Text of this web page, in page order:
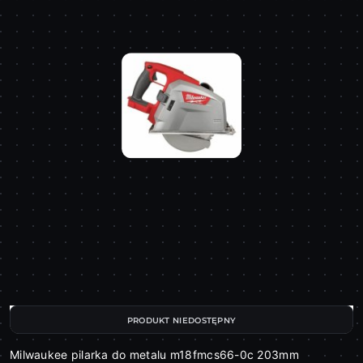
Milwaukee pilarka do metalu m18fmcs66-0c 203mm
PRODUKT NIEDOSTĘPNY